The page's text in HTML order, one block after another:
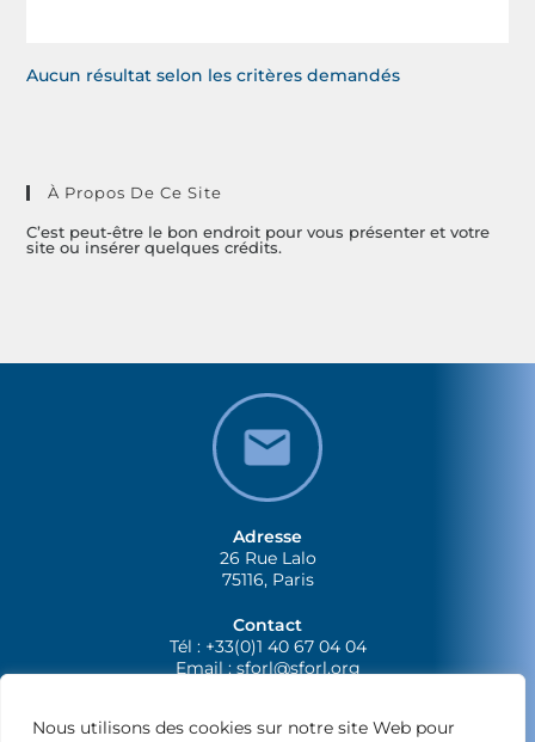
Nous utilisons des cookies sur notre site Web pour
Aucun résultat selon les critères demandés
À Propos De Ce Site
C’est peut-être le bon endroit pour vous présenter et votre
site ou insérer quelques crédits.
Adresse
26 Rue Lalo
75116, Paris
Contact
Tél : +33(0)1 40 67 04 04
Email :sforl@sforl.org